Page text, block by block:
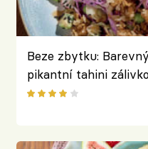
Beze zbytku:
pikantní tahini
Křivánkové